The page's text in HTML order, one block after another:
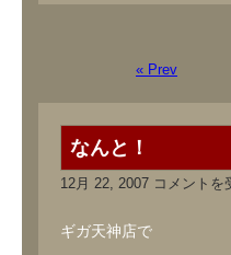
« Prev
なんと！
12月 22, 2007 な
コメントを
ギガ天神店で